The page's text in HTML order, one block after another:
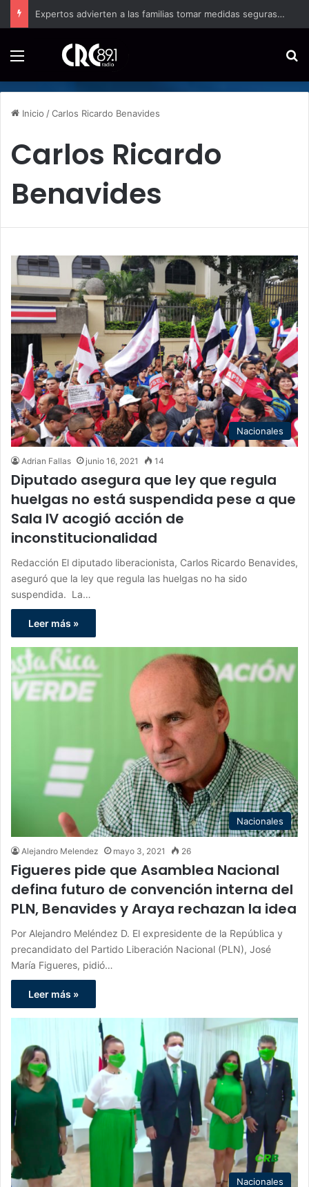
Convenio busca fortalecer los servicios para turistas en puestos fronterizos
Inicio /Carlos Ricardo Benavides
Carlos Ricardo
Benavides
Nacionales
Adrian Fallas junio 16, 2021 14
Diputado asegura que ley que regula
huelgas no está suspendida pese a que
Sala IV acogió acción de
inconstitucionalidad
Redacción El diputado liberacionista, Carlos Ricardo Benavides,
aseguró que la ley que regula las huelgas no ha sido
suspendida. La…
Leer más »
Nacionales
Alejandro Melendez mayo 3, 2021 26
Figueres pide que Asamblea Nacional
defina futuro de convención interna del
PLN, Benavides y Araya rechazan la idea
Por Alejandro Meléndez D. El expresidente de la República y
precandidato del Partido Liberación Nacional (PLN), José
María Figueres, pidió…
Leer más »
Nacionales